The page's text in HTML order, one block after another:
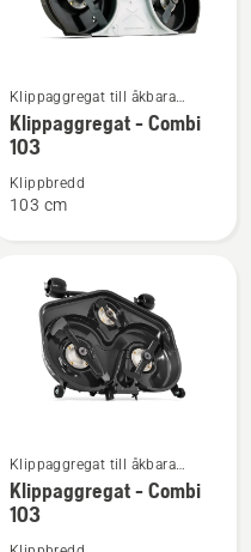
mer
information
Klippaggregat
Klippaggregat till åkbara
frontrotorklippare för
hemmabruk
Klippaggregat - Combi
103
Klippbredd
103 cm
mer
information
Klippaggregat till åkbara
frontrotorklippare för
hemmabruk
Klippaggregat - Combi
103